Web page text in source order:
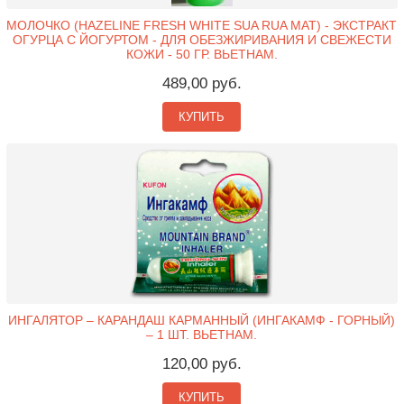
МОЛОЧКО (HAZELINE FRESH WHITE SUA RUA MAT) - ЭКСТРАКТ
ОГУРЦА С ЙОГУРТОМ - ДЛЯ ОБЕЗЖИРИВАНИЯ И СВЕЖЕСТИ
КОЖИ - 50 ГР. ВЬЕТНАМ.
489,00 руб.
КУПИТЬ
ИНГАЛЯТОР – КАРАНДАШ КАРМАННЫЙ (ИНГАКАМФ - ГОРНЫЙ)
– 1 ШТ. ВЬЕТНАМ.
120,00 руб.
КУПИТЬ